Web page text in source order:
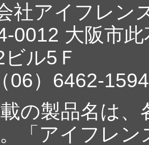
社アイフレン
0012 大阪市
ル5Ｆ
06）6462-
の製品名は、
「アイフレ